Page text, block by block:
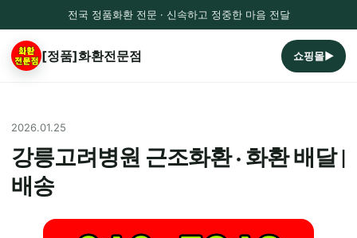
전국 정품화환 전문 · 신속하고 정중한 마음 전달
[정품]화환전문점 쇼핑몰▶
2026.01.25
강릉고려병원 근조화환 · 화환 배달 |
배송